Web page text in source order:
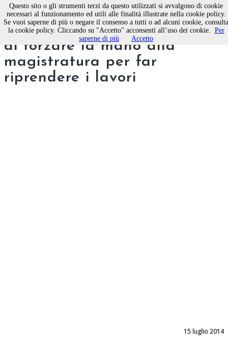
Porto, il centrodestra tenta
di forzare la mano alla
magistratura per far
riprendere i lavori
15 luglio 2014
Questo sito o gli strumenti terzi da questo utilizzati si avvalgono di cookie
necessari al funzionamento ed utili alle finalità illustrate nella cookie policy.
Se vuoi saperne di più o negare il consenso a tutti o ad alcuni cookie, consulta
la cookie policy. Cliccando su "Accetto" acconsenti all’uso dei cookie. Per
saperne di più
Accetto